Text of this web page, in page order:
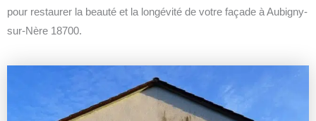
pour restaurer la beauté et la longévité de votre façade à Aubigny-
sur-Nère 18700.